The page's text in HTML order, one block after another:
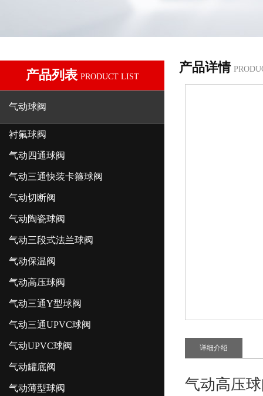
产品列表 PRODUCT LIST
气动球阀
衬氟球阀
气动四通球阀
气动三通快装卡箍球阀
气动切断阀
气动陶瓷球阀
气动三段式法兰球阀
气动保温阀
气动高压球阀
气动三通Y型球阀
气动三通UPVC球阀
气动UPVC球阀
气动罐底阀
气动薄型球阀
产品详情
详细介绍
气动高压